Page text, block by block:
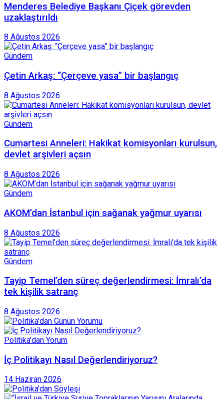
Menderes Belediye Başkanı Çiçek görevden
uzaklaştırıldı
8 Ağustos 2026
Gündem
Çetin Arkaş: “Çerçeve yasa” bir başlangıç
8 Ağustos 2026
Gündem
Cumartesi Anneleri: Hakikat komisyonları kurulsun,
devlet arşivleri açsın
8 Ağustos 2026
Gündem
AKOM’dan İstanbul için sağanak yağmur uyarısı
8 Ağustos 2026
Gündem
Tayip Temel’den süreç değerlendirmesi: İmralı’da
tek kişilik satranç
8 Ağustos 2026
Politika'dan Yorum
İç Politikayı Nasıl Değerlendiriyoruz?
14 Haziran 2026